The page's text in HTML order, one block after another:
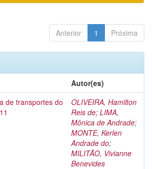
Anterior 1 Próxima
Autor(es)
de transportes do
OLIVEIRA, Hamilton
Reis de; LIMA,
Mônica de Andrade;
MONTE, Kerlen
Andrade do;
MILITÃO, Vivianne
Benevides